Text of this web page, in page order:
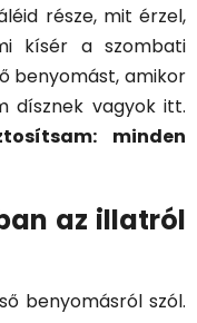
része, mit érzel,
kísér a szombati
benyomást, amikor
dísznek vagyok itt.
minden
az illatról
benyomásról szól.